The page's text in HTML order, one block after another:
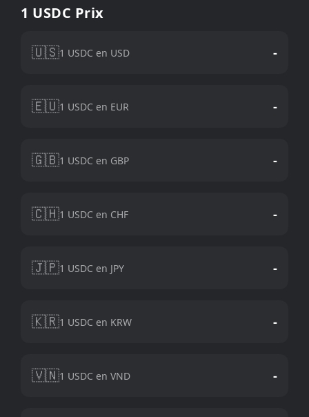
1 USDC Prix
🇺🇸1 USDC en USD -
🇪🇺1 USDC en EUR -
🇬🇧1 USDC en GBP -
🇨🇭1 USDC en CHF -
🇯🇵1 USDC en JPY -
🇰🇷1 USDC en KRW -
🇻🇳1 USDC en VND -